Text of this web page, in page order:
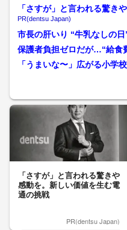
「さすが」と言われる驚き
挑戦
PR(dentsu Japan)
市長の肝いり “牛乳なしの
飲み残しが判明 ...
保護者負担ゼロだが…“給食
「もうちょっと食べた...
「うまいな〜」広がる小
「さすが」と言われる驚きや
感動を。新しい価値を生む電
通の挑戦
PR(dentsu Japan)